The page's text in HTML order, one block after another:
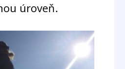
úroveň.